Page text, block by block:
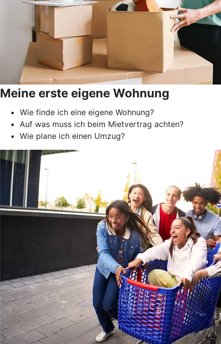
Meine erste eigene Wohnung
Wie finde ich eine eigene Wohnung?
Auf was muss ich beim Mietvertrag achten?
Wie plane ich einen Umzug?